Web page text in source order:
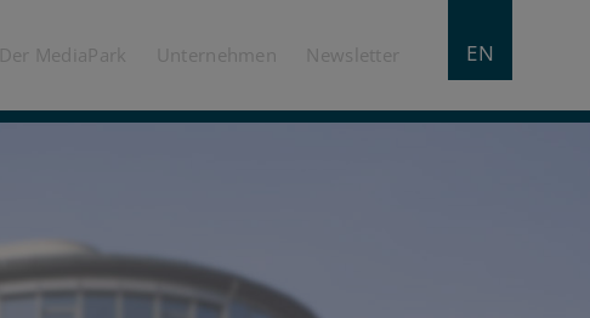
EN
Der MediaPark Unternehmen Newsletter